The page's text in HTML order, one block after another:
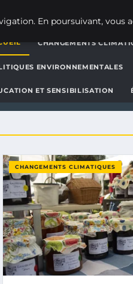
CHANGEMENTS
ENVIRONNEMENTALES
ET SENSIBILISATION
CHANGEMENTS CLIMATIQUES
En poursuivant,